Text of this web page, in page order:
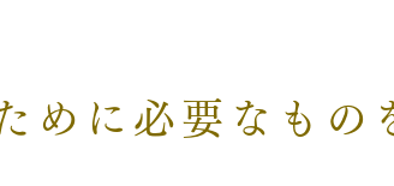
めに必要なもの